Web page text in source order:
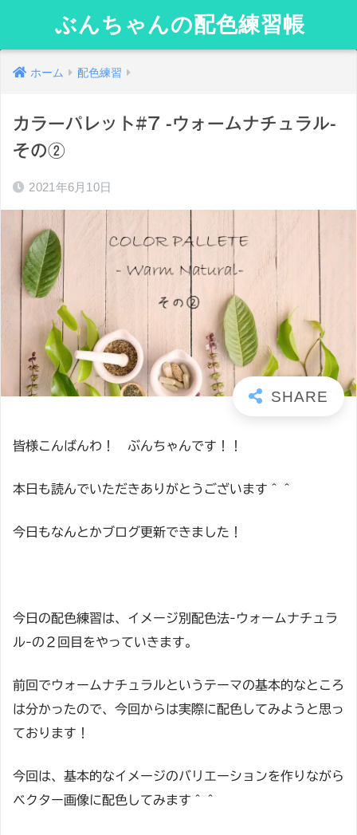
ぶんちゃんの配色練習帳
ホーム 配色練習
カラーパレット#7 -ウォームナチュラル-
その②
2021年6月10日
皆様こんばんわ！ ぶんちゃんです！！
本日も読んでいただきありがとうございます＾＾
今日もなんとかブログ更新できました！
今日の配色練習は、イメージ別配色法-ウォームナチュラ
ル-の２回目をやっていきます。
前回でウォームナチュラルというテーマの基本的なところ
は分かったので、今回からは実際に配色してみようと思っ
ております！
今回は、基本的なイメージのバリエーションを作りながら
ベクター画像に配色してみます＾＾